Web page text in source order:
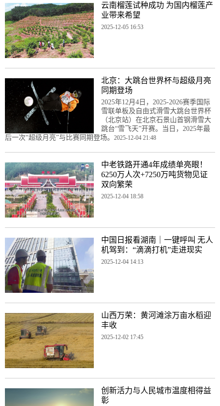
云南榴莲试种成功 为国内榴莲产
业带来希望
2025-12-05 16:53
北京：大跳台世界杯与超级月亮
同期登场
2025年12月4日，2025-2026赛季国际
雪联单板及自由式滑雪大跳台世界杯
（北京站）在北京石景山首钢滑雪大
跳台“雪飞天”开赛。当日，2025年最
后一次“超级月亮”与比赛同期登场。 2025-12-04 21:48
中老铁路开通4年成绩单亮眼！
6250万人次+7250万吨货物见证
双向繁荣
2025-12-04 18:58
中国日报看湖南｜一键呼叫 无人
机驾到：“滴滴打机”走进现实
2025-12-04 14:13
山西万荣：黄河滩涂万亩水稻迎
丰收
2025-12-02 17:45
创新活力与人民城市温度相得益
彰